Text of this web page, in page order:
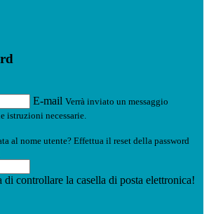
E-mail Verrà inviato un messaggio
istruzioni necessarie.
al nome utente? Effettua il reset della password
controllare la casella di posta elettronica!